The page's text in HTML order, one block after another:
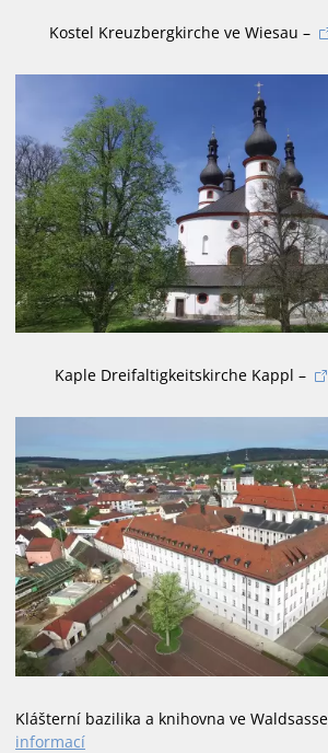
Kostel Kreuzbergkirche ve Wiesau –
Kaple Dreifaltigkeitskirche Kappl –
Klášterní bazilika a knihovna ve
informací